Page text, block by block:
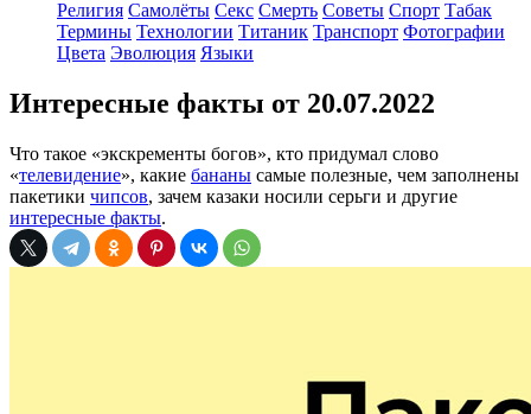
Религия Самолёты Секс Смерть Советы Спорт Табак
Термины Технологии Титаник Транспорт Фотографии
Цвета Эволюция Языки
Интересные факты от 20.07.2022
Что такое «экскременты богов», кто придумал слово
«телевидение», какие бананы самые полезные, чем заполнены
пакетики чипсов, зачем казаки носили серьги и другие
интересные факты.